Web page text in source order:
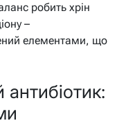
робить хрін
–
елементами, що